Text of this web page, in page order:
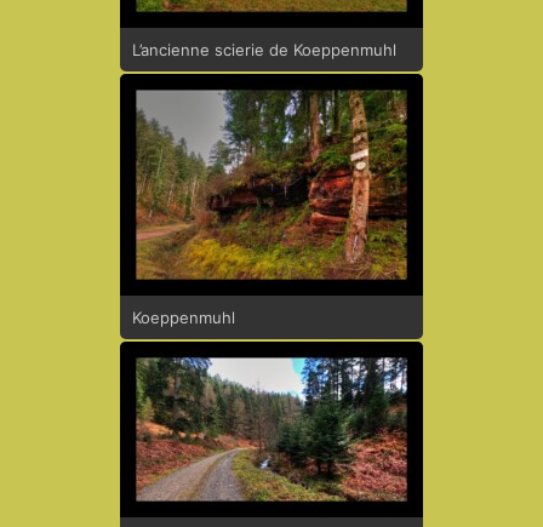
L’ancienne scierie de Koeppenmuhl
Koeppenmuhl